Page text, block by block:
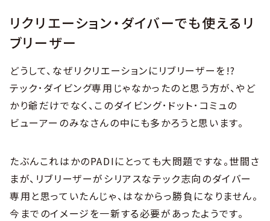
リクリエーション・ダイバーでも使えるリ
ブリーザー
どうして、なぜリクリエーションにリブリーザーを!?
テック･ダイビング専用じゃなかったのと思う方が、やど
かり爺だけでなく、このダイビング･ドット･コミュの
ビューアーのみなさんの中にも多かろうと思います。
たぶんこれはかのPADIにとっても大問題ですな。世間さ
まが、リブリーザーがシリアスなテック志向のダイバー
専用と思っていたんじゃ、はなからっ勝負になりません。
今までのイメージを一新する必要があったようです。